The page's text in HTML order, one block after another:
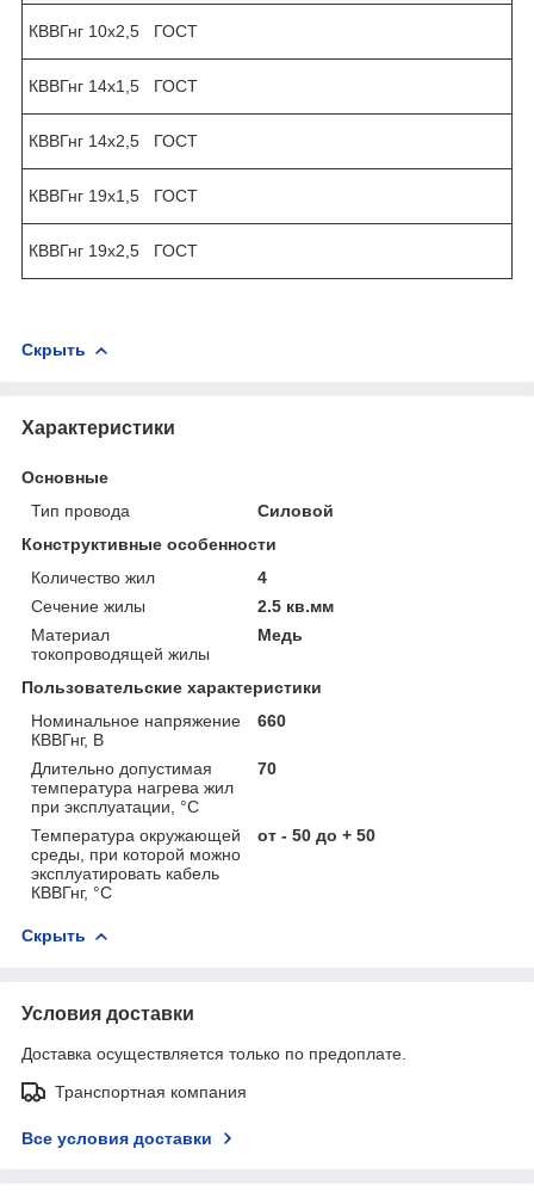
КВВГнг 10х2,5 ГОСТ
КВВГнг 14х1,5 ГОСТ
КВВГнг 14х2,5 ГОСТ
КВВГнг 19х1,5 ГОСТ
КВВГнг 19х2,5 ГОСТ
Скрыть
Характеристики
Основные
Тип провода
Силовой
Конструктивные особенности
Количество жил
4
Сечение жилы
2.5 кв.мм
Материал
токопроводящей жилы
Медь
Пользовательские характеристики
Номинальное напряжение
КВВГнг, В
660
Длительно допустимая
температура нагрева жил
при эксплуатации, °С
70
Температура окружающей
среды, при которой можно
эксплуатировать кабель
КВВГнг, °С
от - 50 до + 50
Скрыть
Условия доставки
Доставка осуществляется только по предоплате.
Транспортная компания
Все условия доставки